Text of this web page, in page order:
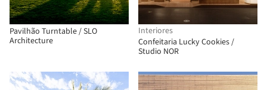
Pavilhão Turntable / SLO
Architecture
Interiores
Confeitaria Lucky Cookies /
Studio NOR